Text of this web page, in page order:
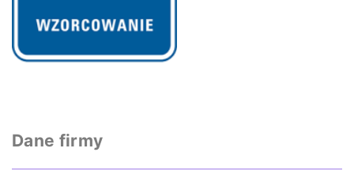
Dane firmy